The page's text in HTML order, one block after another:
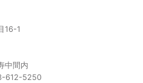
16-1
中間内
612-5250